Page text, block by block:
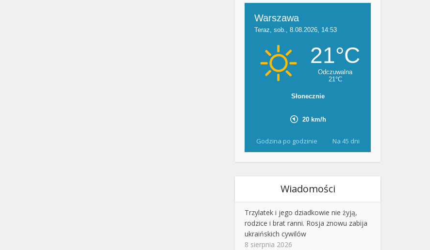
Godzina po godzinie Na 45 dni
Wiadomości
Trzylatek i jego dziadkowie nie żyją,
rodzice i brat ranni. Rosja znowu zabija
ukraińskich cywilów
8 sierpnia 2026